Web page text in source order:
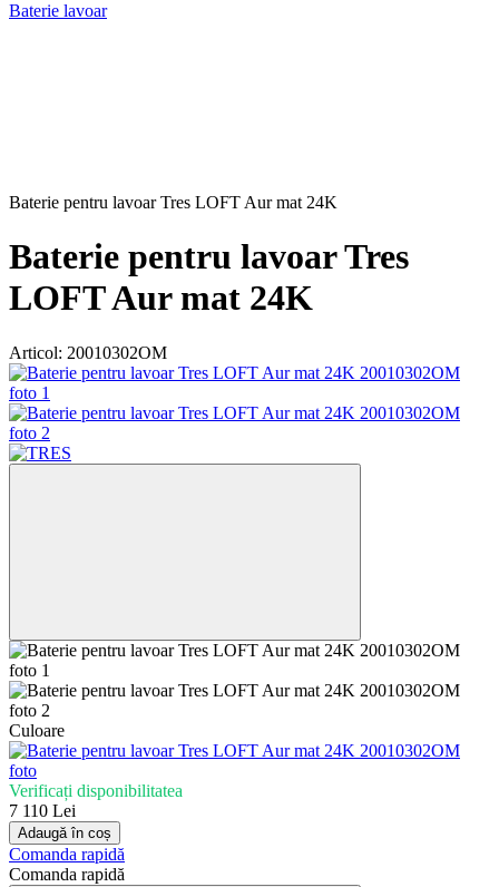
Baterie lavoar
Baterie pentru lavoar Tres LOFT Aur mat 24K
Baterie pentru lavoar Tres
LOFT Aur mat 24K
Articol: 20010302OM
Culoare
Verificați disponibilitatea
7 110 Lei
Adaugă în coș
Comanda rapidă
Comanda rapidă